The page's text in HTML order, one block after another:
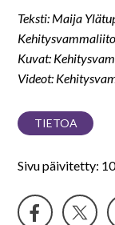
Teksti: Maija
Kuvat:
Videot:
TIETOA
Sivu päivitetty: